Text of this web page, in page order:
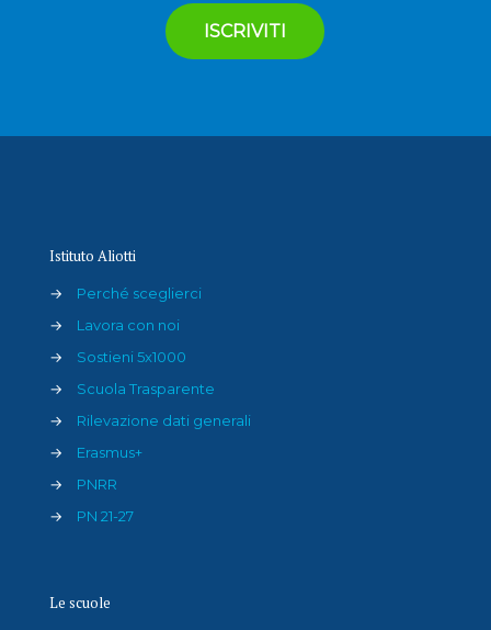
Istituto Aliotti
→
Perché sceglierci
→
Lavora con noi
→
Sostieni 5x1000
→
Scuola Trasparente
→
Rilevazione dati generali
→
Erasmus+
→
PNRR
→
PN 21-27
Le scuole